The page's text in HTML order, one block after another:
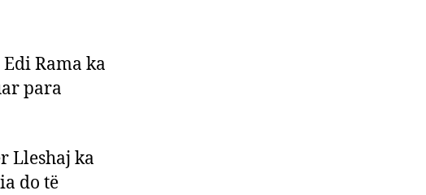
Rama ka
para
Lleshaj ka
do të